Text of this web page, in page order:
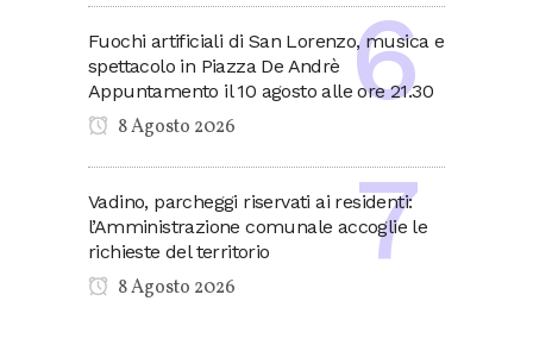
Fuochi artificiali di San Lorenzo, musica e
spettacolo in Piazza De Andrè
Appuntamento il 10 agosto alle ore 21.30
8 Agosto 2026
Vadino, parcheggi riservati ai residenti:
l’Amministrazione comunale accoglie le
richieste del territorio
8 Agosto 2026